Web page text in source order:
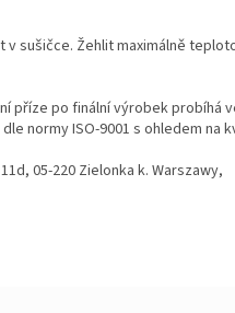
sušičce. Žehlit maximálně
příze po finální výrobek probíhá
normy ISO-9001 s ohledem na
05-220 Zielonka k. Warszawy,